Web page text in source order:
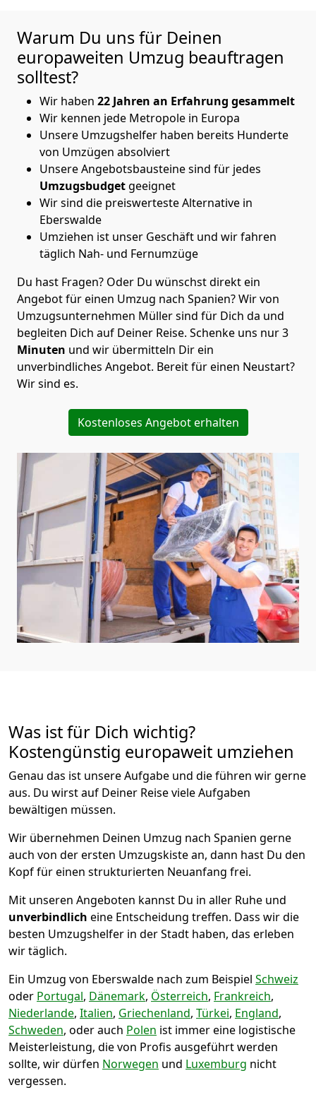
Warum Du uns für Deinen
europaweiten Umzug beauftragen
solltest?
Wir haben 22 Jahren an Erfahrung gesammelt
Wir kennen jede Metropole in Europa
Unsere Umzugshelfer haben bereits Hunderte
von Umzügen absolviert
Unsere Angebotsbausteine sind für jedes
Umzugsbudgetgeeignet
Wir sind die preiswerteste Alternative in
Eberswalde
Umziehen ist unser Geschäft und wir fahren
täglich Nah- und Fernumzüge
Du hast Fragen? Oder Du wünschst direkt ein
Angebot für einen Umzug nach Spanien? Wir von
Umzugsunternehmen Müllersind für Dich da und
begleiten Dich auf Deiner Reise. Schenke uns nur3
Minuten und wir übermitteln Dir ein
unverbindliches Angebot. Bereit für einen Neustart?
Wir sind es.
Kostenloses Angebot erhalten
Was ist für Dich wichtig?
Kostengünstig europaweit umziehen
Genau das ist unsere Aufgabe und die führen wir gerne
aus. Du wirst auf Deiner Reise viele Aufgaben
bewältigen müssen.
Wir übernehmen Deinen Umzug nach Spanien gerne
auch von der ersten Umzugskiste an, dann hast Du den
Kopf für einen strukturierten Neuanfang frei.
Mit unseren Angeboten kannst Du in aller Ruhe und
unverbindlich eine Entscheidung treffen. Dass wir die
besten Umzugshelfer in der Stadt haben, das erleben
wir täglich.
Ein Umzug von Eberswalde nach zum Beispiel Schweiz
oder Portugal, Dänemark, Österreich, Frankreich,
Niederlande, Italien, Griechenland, Türkei, England,
Schweden, oder auch Polen ist immer eine logistische
Meisterleistung, die von Profis ausgeführt werden
sollte, wir dürfen Norwegen und Luxemburg nicht
vergessen.